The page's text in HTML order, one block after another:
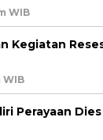
WIB
Kegiatan
WIB
Perayaan